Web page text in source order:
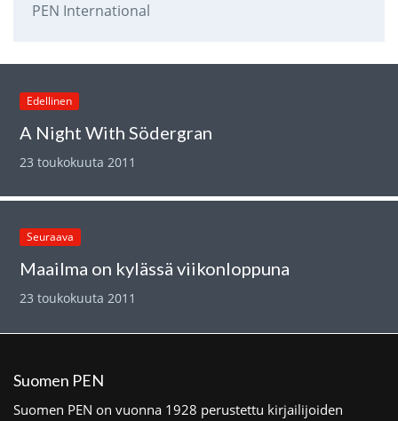
PEN International
Edellinen
A Night With Södergran
23 toukokuuta 2011
Seuraava
Maailma on kylässä viikonloppuna
23 toukokuuta 2011
Suomen PEN
Suomen PEN on vuonna 1928 perustettu kirjailijoiden